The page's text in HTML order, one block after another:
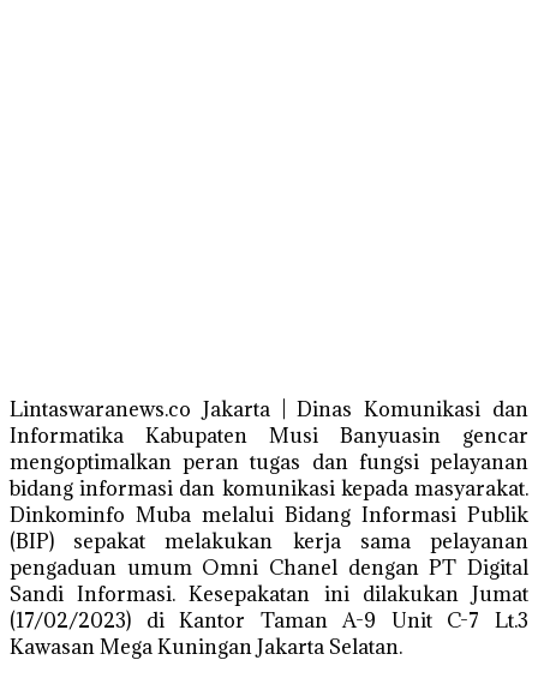
Lintaswaranews.co Jakarta | Dinas Komunikasi dan
Informatika Kabupaten Musi Banyuasin gencar
mengoptimalkan peran tugas dan fungsi pelayanan
bidang informasi dan komunikasi kepada masyarakat.
Dinkominfo Muba melalui Bidang Informasi Publik
(BIP) sepakat melakukan kerja sama pelayanan
pengaduan umum Omni Chanel dengan PT Digital
Sandi Informasi. Kesepakatan ini dilakukan Jumat
(17/02/2023) di Kantor Taman A-9 Unit C-7 Lt.3
Kawasan Mega Kuningan Jakarta Selatan.